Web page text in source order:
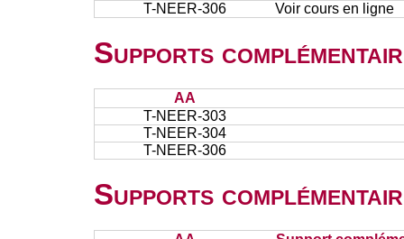
T-NEER-306
Voir cours en ligne
Supports
AA
T-NEER-303
T-NEER-304
T-NEER-306
Supports